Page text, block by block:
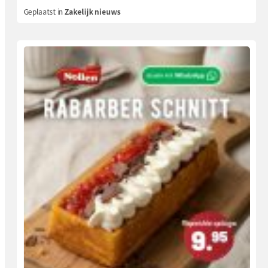
Geplaatst inZakelijk nieuws